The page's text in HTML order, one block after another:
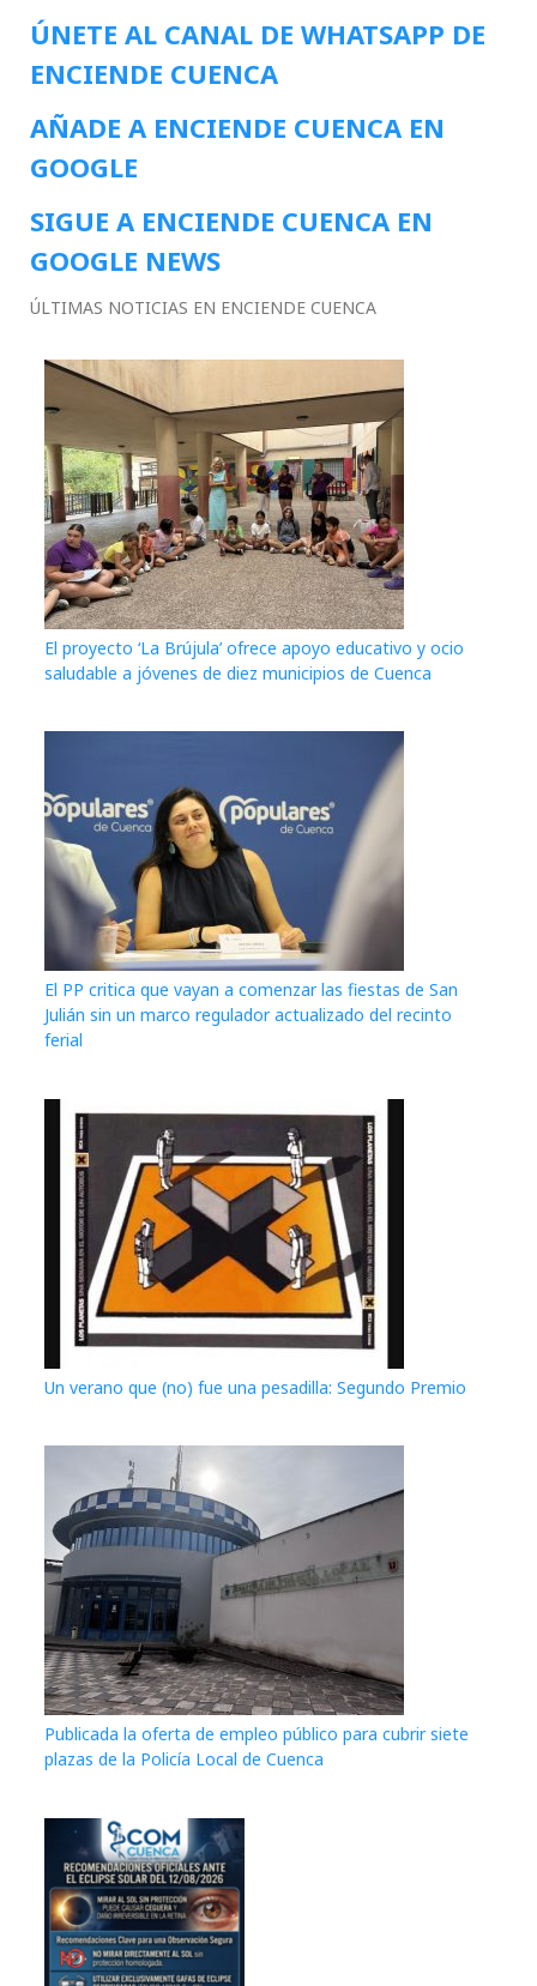
ÚNETE AL CANAL DE WHATSAPP DE
ENCIENDE CUENCA
AÑADE A ENCIENDE CUENCA EN
GOOGLE
SIGUE A ENCIENDE CUENCA EN
GOOGLE NEWS
ÚLTIMAS NOTICIAS EN ENCIENDE CUENCA
El proyecto ‘La Brújula’ ofrece apoyo educativo y ocio
saludable a jóvenes de diez municipios de Cuenca
El PP critica que vayan a comenzar las fiestas de San
Julián sin un marco regulador actualizado del recinto
ferial
Un verano que (no) fue una pesadilla: Segundo Premio
Publicada la oferta de empleo público para cubrir siete
plazas de la Policía Local de Cuenca